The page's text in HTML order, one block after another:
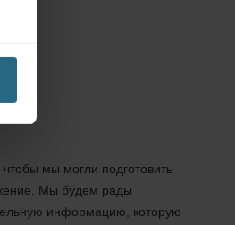
мы могли подготовить
Мы будем рады
информацию, которую